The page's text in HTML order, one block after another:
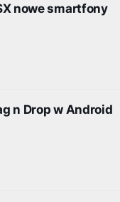
nowe smartfony
n Drop w Android